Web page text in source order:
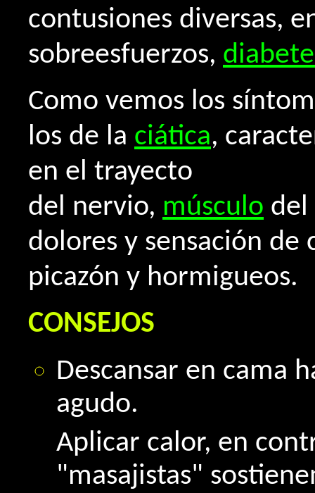
contusiones diversas,
sobreesfuerzos,
Como vemos los
los de la ciática,
en el trayecto
del nervio, músculo del
dolores y sensación
picazón y hormigueos.
CONSEJOS
Descansar en cama
agudo.
Aplicar calor, en
"masajistas"